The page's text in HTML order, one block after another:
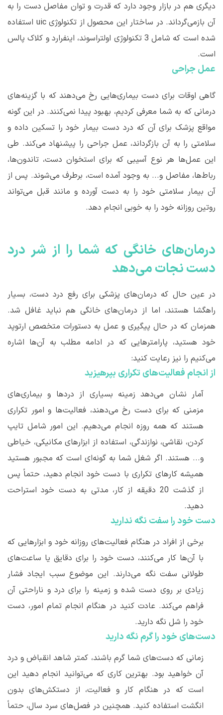
دیگری هم در بازار وجود دارد که قدرت و توان مفاصل دست را به
آن بازمیگرداند. در ساختار این محصول از تکنولوژیuic استفاده
شده است که شامل 3 تکنولوژی اولتراسوند، اینفرارد و کلاک پالس
است.
عمل جراحی
گاهی اوقات برای دست بیماری‌هایی رخ میدهند که با گزینههای
درمانی که به شما معرفی کردیم، بهبود پیدا نمیکنند. در این گونه
مواقع پزشک برای آن که درد دست بیمار خود را تسکین داده و
سلامتی را به آن بازگرداند، عمل جراحی را پیشنهاد میکند. طی
این عملها هر نوع آسیبی که برای استخوان دست، تاندونها،
رباطها، مفاصل و... به وجود آمدهاست، برطرف میشوند. پس از
آن بیمار سلامتی خود را به دست آورده و مانند قبل میتواند
روتین روزانه خود را به خوبی انجام دهد.
درمانهای خانگی که شما را از شر درد
دست نجات میدهد
در عین حال که درمانهای پزشکی برای رفع درد دست، بسیار
راهگشا هستند، اما از درمانهای خانگی هم نباید غافل شد.
همزمان که در حال پیگیری و عمل به دستورات متخصص ارتوپد
خود هستید، پارامترهایی که در ادامه مطلب به آنها اشاره
می‌کنیم را نیز رعایت کنید:
از انجام فعالیتهای تکراری بپرهیزید
آمار نشان میدهد زمینه بسیاری از دردها و بیماریهای
مزمنی که برای دست رخ میدهند، فعالیتها و امور تکراری
هستند که همه روزه انجام میدهیم. این امور شامل تایپ
کردن، نقاشی، نوازندگی، استفاده از ابزارهای مکانیکی، خیاطی
و... هستند. اگر شغل شما به گونهای است که مجبور هستید
همیشه کارهای تکراری با دست خود انجام دهید، حتماً پس
از گذشت 20 دقیقه از کار، مدتی به دست خود استراحت
دهید.
دست خود را سفت نگه ندارید
برخی از افراد در هنگام فعالیتهای روزانه خود و ابزارهایی که
با آنها کار میکنند، دست خود را برای دقایق یا ساعتهای
طولانی سفت نگه میدارند. این موضوع سبب ایجاد فشار
زیادی بر روی دست شده و زمینه را برای درد و ناراحتی آن
فراهم میکند. عادت کنید در هنگام انجام تمام امور، دست
خود را شل نگه دارید.
دستهای خود را گرم نگه دارید
زمانی که دستهای شما گرم باشند، کمتر شاهد انقباض و درد
آن خواهید بود. بهترین کاری که میتوانید انجام دهید این
است که در هنگام کار و فعالیت، از دستکشهای بدون
انگشت استفاده کنید. همچنین در فصلهای سرد سال، حتماً